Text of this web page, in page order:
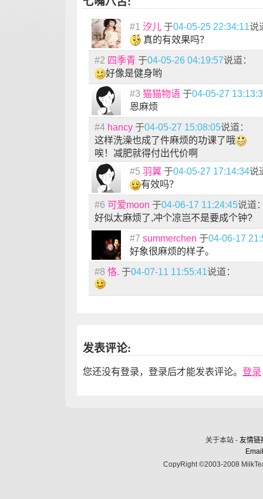
#1 汐儿 于04-05-25 22:34:11说
真的有效果吗？
#2 四季青 于04-05-26 04:19:57说道：
好像是健身哟
#3 猫猫物语 于04-05-27
恩麻烦
#4 hancy 于04-05-27 15:08:05说道：
这样洗澡也成了件麻烦的功课了哦
唉！减肥就得付出代价啊
#5 羽翼 于04-05-27 17:14:34说
有效吗？
#6 可爱moon 于04-06-17 11:24:45说道
好似太麻烦了,冲个凉岂不是要成个钟?
#7 summerchen 于04-06-17
好象很麻烦的样子。
#8 恪. 于04-07-11 11:55:41说道：
发表评论:
您还没有登录，登录后才能发表评论。 登录
关于本站 - 友情链
CopyRight ©2003-2008